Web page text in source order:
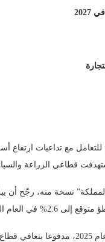
للتعامل مع تداعيات
قطاعي الزراعة